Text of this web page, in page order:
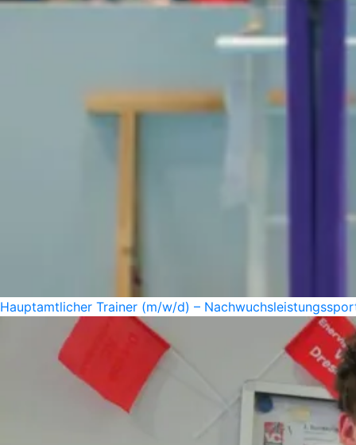
Hauptamtlicher Trainer (m/w/d) –